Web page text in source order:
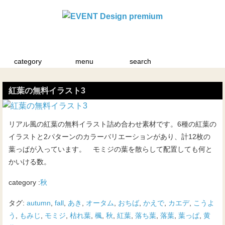
category menu search
紅葉の無料イラスト3
リアル風の紅葉の無料イラスト詰め合わせ素材です。6種の紅葉の
イラストと2パターンのカラーバリエーションがあり、計12枚の
葉っぱが入っています。 モミジの葉を散らして配置しても何と
かいける数。
category :秋
タグ: autumn, fall , あき , オータム, おちば, かえで, カエデ, こうよ
う , もみじ , モミジ, 枯れ葉, 楓, 秋, 紅葉, 落ち葉, 落葉, 葉っぱ, 黄